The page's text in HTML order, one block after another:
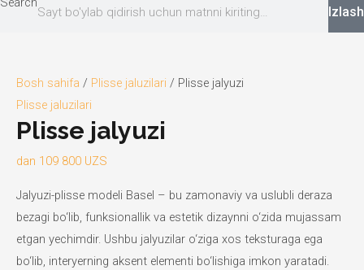
Izlash
Bosh sahifa / Plisse jaluzilari / Plisse jalyuzi
Plisse jaluzilari
Plisse jalyuzi
dan 109 800 UZS
Jalyuzi-plisse modeli Basel – bu zamonaviy va uslubli deraza
bezagi bo‘lib, funksionallik va estetik dizaynni o‘zida mujassam
etgan yechimdir. Ushbu jalyuzilar o‘ziga xos teksturaga ega
bo‘lib, interyerning aksent elementi bo‘lishiga imkon yaratadi.